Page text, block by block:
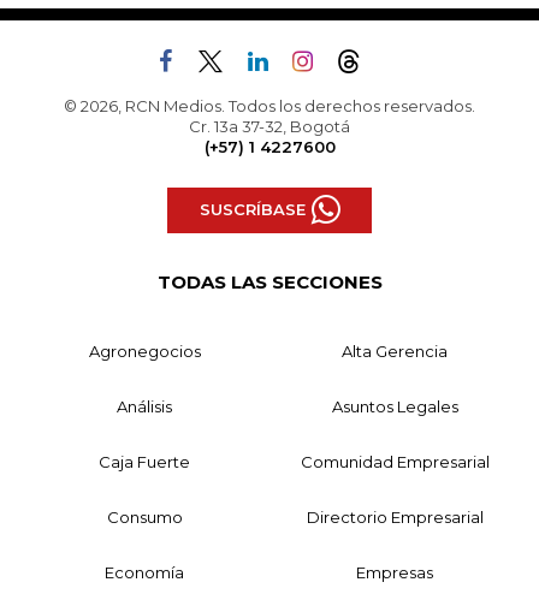
© 2026, RCN Medios. Todos los derechos reservados.
Cr. 13a 37-32, Bogotá
(+57) 1 4227600
SUSCRÍBASE
TODAS LAS SECCIONES
Agronegocios Alta Gerencia
Análisis Asuntos Legales
Caja Fuerte Comunidad Empresarial
Consumo Directorio Empresarial
Economía Empresas